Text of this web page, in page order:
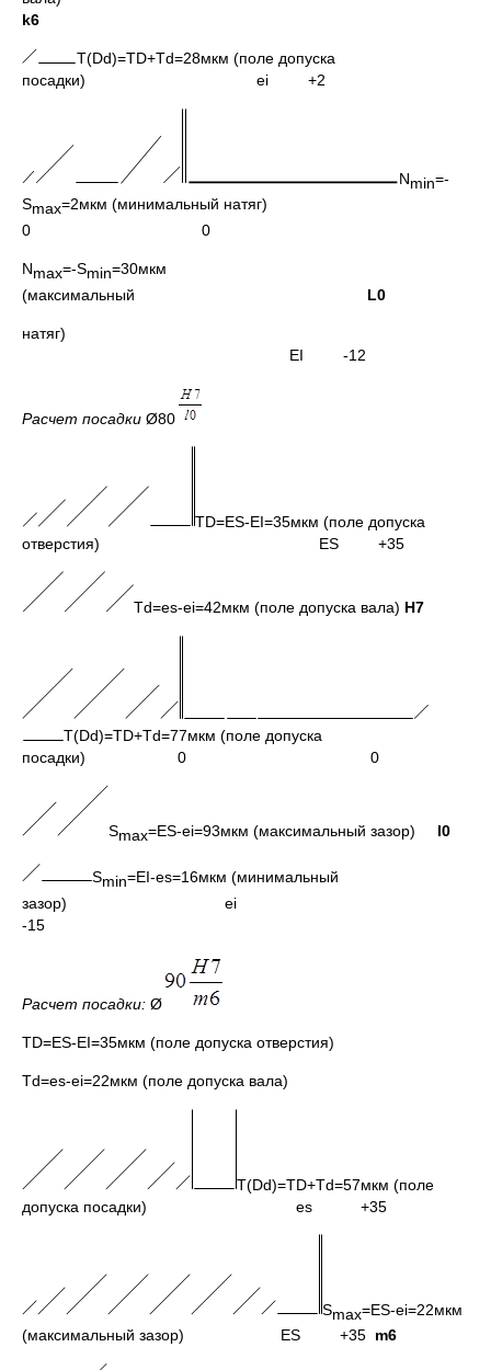
k6
T(Dd)=TD+Td=28мкм (поле допуска
посадки) ei +2
Nmin=-
Smax=2мкм (минимальный натяг)
0 0
Nmax=-Smin=30мкм
(максимальный L0
натяг)
EI -12
Расчет посадки Ø80
TD=ES-EI=35мкм (поле допуска
отверстия) ES +35
Td=es-ei=42мкм (поле допуска вала) H7
T(Dd)=TD+Td=77мкм (поле допуска
посадки) 0 0
Smax=ES-ei=93мкм (максимальный зазор) l0
Smin=EI-es=16мкм (минимальный
зазор) ei
-15
Расчет посадки: Ø
TD=ES-EI=35мкм (поле допуска отверстия)
Td=es-ei=22мкм (поле допуска вала)
T(Dd)=TD+Td=57мкм (поле
допуска посадки) es +35
Smax=ES-ei=22мкм
(максимальный зазор) ES +35 m6